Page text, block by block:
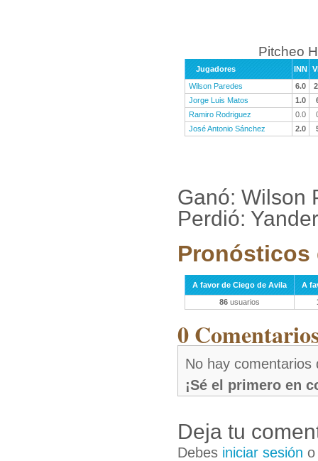
Pitcheo
Jugadores INN
Wilson Paredes
6.0
Jorge Luis Matos
1.0
Ramiro Rodriguez
0.0
José Antonio Sánchez
2.0
Ganó: Wilson
Perdió:
Pronósticos
A favor de Ciego de Avila
A
86 usuarios
0
No hay comentarios
¡Sé el primero en
Deja tu
Debes iniciar sesión